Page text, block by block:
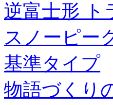
逆富士形 ト
スノーピー
基準タイプ
物語づくり